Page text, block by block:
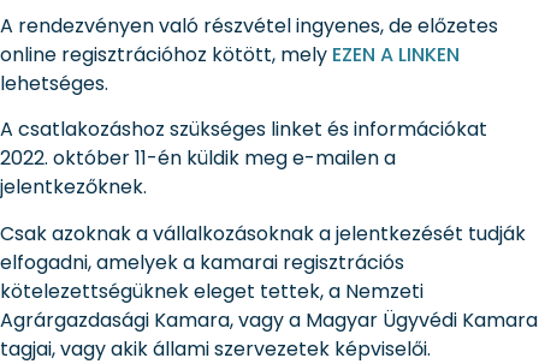
A rendezvényen való részvétel ingyenes, de előzetes
online regisztrációhoz kötött, mely EZEN A LINKEN
lehetséges.
A csatlakozáshoz szükséges linket és információkat
2022. október 11-én küldik meg e-mailen a
jelentkezőknek.
Csak azoknak a vállalkozásoknak a jelentkezését tudják
elfogadni, amelyek a kamarai regisztrációs
kötelezettségüknek eleget tettek, a Nemzeti
Agrárgazdasági Kamara, vagy a Magyar Ügyvédi Kamara
tagjai, vagy akik állami szervezetek képviselői.